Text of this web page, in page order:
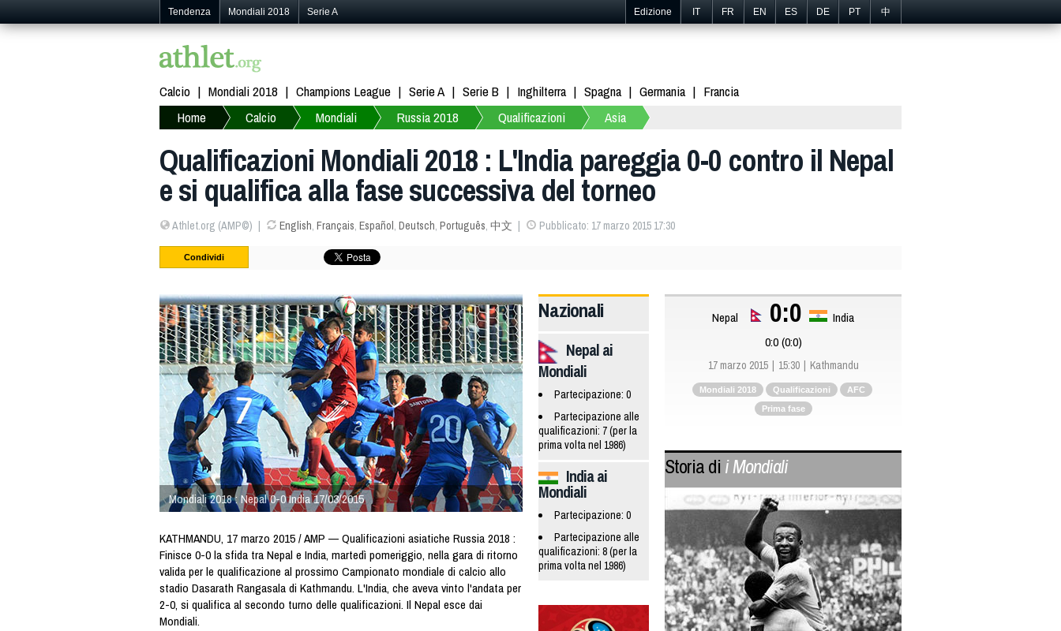
Tendenza Mondiali 2018 Serie A Edizione IT FR EN ES DE PT 中
Calcio Mondiali 2018 Champions League Serie A Serie B Inghilterra Spagna Germania
Francia
Home
Calcio Mondiali Russia 2018 Qualificazioni Asia
Qualificazioni Mondiali 2018 : L'India pareggia 0-0 contro il Nepal
e si qualifica alla fase successiva del torneo
Athlet.org (AMP©) English, Français, Español, Deutsch, Português, 中文 Pubblicato: 17 marzo 2015 17:30
Condividi
Mondiali 2018 : Nepal 0-0 India 17/03/2015
KATHMANDU, 17 marzo 2015 / AMP — Qualificazioni asiatiche Russia 2018 :
Finisce 0-0 la sfida tra Nepal e India, martedì pomeriggio, nella gara di ritorno
valida per le qualificazione al prossimo Campionato mondiale di calcio allo
stadio Dasarath Rangasala di Kathmandu. L'India, che aveva vinto l'andata per
2-0, si qualifica al secondo turno delle qualificazioni. Il Nepal esce dai
Mondiali.
Nazionali
Nepal ai
Mondiali
Partecipazione: 0
Partecipazione alle
qualificazioni: 7 (per la
prima volta nel 1986)
India ai
Mondiali
Partecipazione: 0
Partecipazione alle
qualificazioni: 8 (per la
prima volta nel 1986)
Nepal 0:0
India
0:0 (0:0)
17 marzo 2015 15:30 Kathmandu
Mondiali 2018 Qualificazioni
AFC
Prima fase
Storia di i Mondiali